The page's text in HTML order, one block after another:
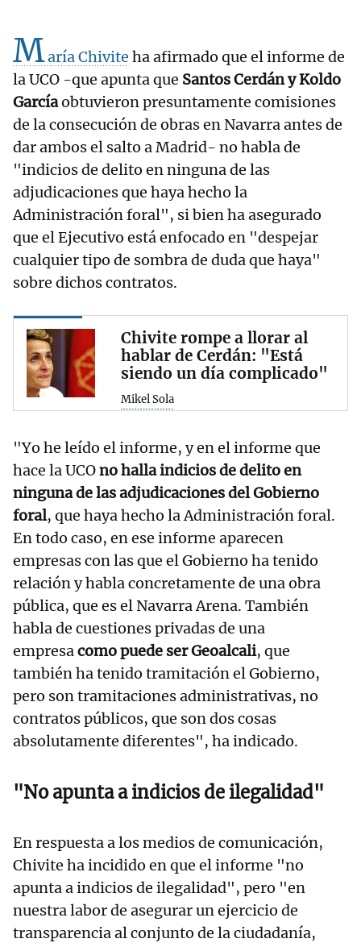
María Chivite ha afirmado que el informe de
la UCO -que apunta que Santos Cerdán y Koldo
Garcíaobtuvieron presuntamente comisiones
de la consecución de obras en Navarra antes de
dar ambos el salto a Madrid- no habla de
"indicios de delito en ninguna de las
adjudicaciones que haya hecho la
Administración foral", si bien ha asegurado
que el Ejecutivo está enfocado en "despejar
cualquier tipo de sombra de duda que haya"
sobre dichos contratos.
Chivite rompe a llorar al
hablar de Cerdán: "Está
siendo un día complicado"
Mikel Sola
"Yo he leído el informe, y en el informe que
hace la UCOno halla indicios de delito en
ninguna de las adjudicaciones del Gobierno
foral, que haya hecho la Administración foral.
En todo caso, en ese informe aparecen
empresas con las que el Gobierno ha tenido
relación y habla concretamente de una obra
pública, que es el Navarra Arena. También
habla de cuestiones privadas de una
empresacomo puede ser Geoalcali, que
también ha tenido tramitación el Gobierno,
pero son tramitaciones administrativas, no
contratos públicos, que son dos cosas
absolutamente diferentes", ha indicado.
"No apunta a indicios de ilegalidad"
En respuesta a los medios de comunicación,
Chivite ha incidido en que el informe "no
apunta a indicios de ilegalidad", pero "en
nuestra labor de asegurar un ejercicio de
transparencia al conjunto de la ciudadanía,